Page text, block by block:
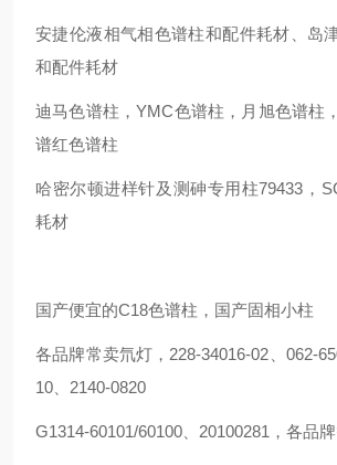
安捷伦液相气相色谱柱和配件耗材、岛
和配件耗材
迪马色谱柱，YMC色谱柱，月旭色谱柱
谱红色谱柱
哈密尔顿进样针及测砷专用柱79433，
耗材
国产便宜的C18色谱柱，国产固相小柱
各品牌常卖氘灯，228-34016-02、062-
10、2140-0820
G1314-60101/60100、20100281，各品